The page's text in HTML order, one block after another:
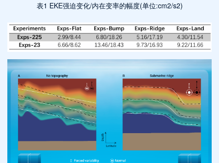
表1 EKE强迫变化/内在变率的幅度(单位:cm2/s2)